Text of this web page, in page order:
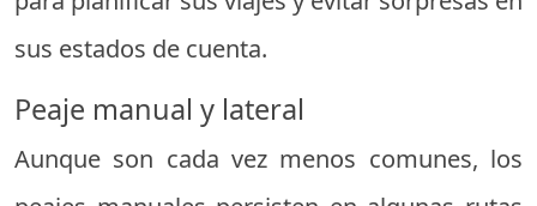
sus estados de cuenta.
Peaje manual y lateral
Aunque son cada vez menos comunes, los